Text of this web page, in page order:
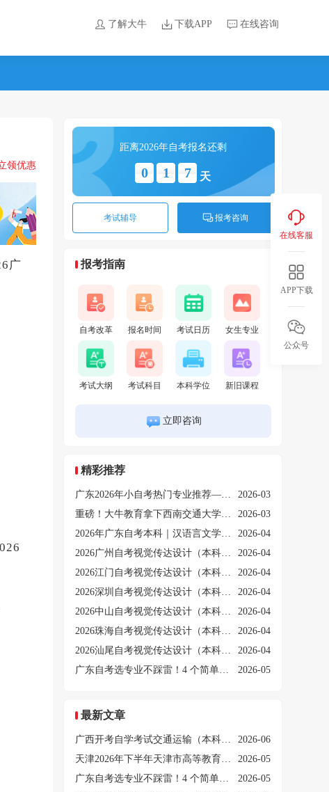
了解大牛 下载APP 在线咨询
领优惠
广
距离2026年自考报名还剩
0 1 7 天
考试辅导 报考咨询
报考指南
自考改革 报名时间 考试日历 女生专业
考试大纲 考试科目 本科学位 新旧课程
立即咨询
精彩推荐
广东2026年小自考热门专业推荐——视觉传达设计本科！
2026-03
重磅！大牛教育拿下西南交通大学小自考消防工程首批教学点！
2026-03
2026年广东自考本科｜汉语言文学专业考试科目
2026-04
2026广州自考视觉传达设计（本科）课程介绍
2026-04
2026江门自考视觉传达设计（本科）课程介绍
2026-04
2026深圳自考视觉传达设计（本科）课程介绍
2026-04
2026中山自考视觉传达设计（本科）课程介绍
2026-04
2026珠海自考视觉传达设计（本科）课程介绍
2026-04
2026汕尾自考视觉传达设计（本科）课程介绍
2026-04
广东自考选专业不踩雷！4 个简单好考专业 + 科目搭配方案
2026-05
最新文章
广西开考自学考试交通运输（本科）专业的公告
2026-06
天津2026年下半年天津市高等教育自学考试专业一览表
2026-05
广东自考选专业不踩雷！4 个简单好考专业 + 科目搭配方案
2026-05
在线客服
APP下载
公众号